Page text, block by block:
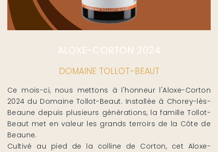
ALOXE-CORTON 2024
DOMAINE TOLLOT-BEAUT
Ce mois-ci, nous mettons à l'honneur l'Aloxe-Corton
2024 du Domaine Tollot-Beaut. Installée à Chorey-lès-
Beaune depuis plusieurs générations, la famille Tollot-
Beaut met en valeur les grands terroirs de la Côte de
Beaune.
Cultivé au pied de la colline de Corton, cet Aloxe-